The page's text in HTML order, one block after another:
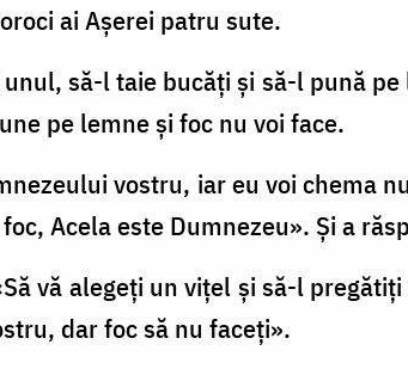
ai Aşerei patru sute.
să-l taie bucăţi şi să-l pună
pe lemne şi foc nu voi face.
vostru, iar eu voi chema
Acela este Dumnezeu». Şi a
vă alegeţi un viţel şi să-l
dar foc să nu faceţi».